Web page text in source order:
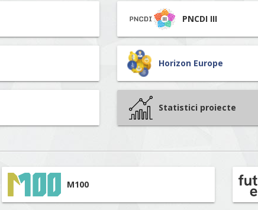
PNCDI III
Horizon Europe
Statistici proiecte
M100